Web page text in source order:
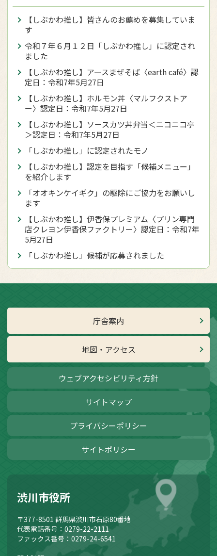
【しぶかわ推し】皆さんのお薦めを募集していま
す
令和７年６月１２日「しぶかわ推し」に認定され
ました
【しぶかわ推し】アースまぜそば〈earth café〉認
定日：令和7年5月27日
【しぶかわ推し】ホルモン丼〈マルフクストア
ー〉認定日：令和7年5月27日
【しぶかわ推し】ソースカツ丼弁当＜ニコニコ亭
＞認定日：令和7年5月27日
「しぶかわ推し」に認定されたモノ
【しぶかわ推し】認定を目指す「候補メニュー」
を紹介します
「オオキンケイギク」の駆除にご協力をお願いし
ます
【しぶかわ推し】伊香保プレミアム〈プリン専門
店クレヨン伊香保ファクトリー〉認定日：令和7年
5月27日
「しぶかわ推し」候補が応募されました
庁舎案内
地図・アクセス
ウェブアクセシビリティ方針
サイトマップ
プライバシーポリシー
サイトポリシー
渋川市役所
〒377-8501 群馬県渋川市石原80番地
代表電話番号：0279-22-2111
ファックス番号：0279-24-6541